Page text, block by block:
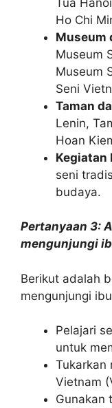
Ho Chi
Museum
Museum
Museum
Seni
Taman
Lenin,
Hoan
Kegiatan
seni
budaya.
Pertanyaan 3:
mengunjungi
Berikut adalah
mengunjungi
Pelajari
untuk
Tukarkan
Vietnam
Gunakan